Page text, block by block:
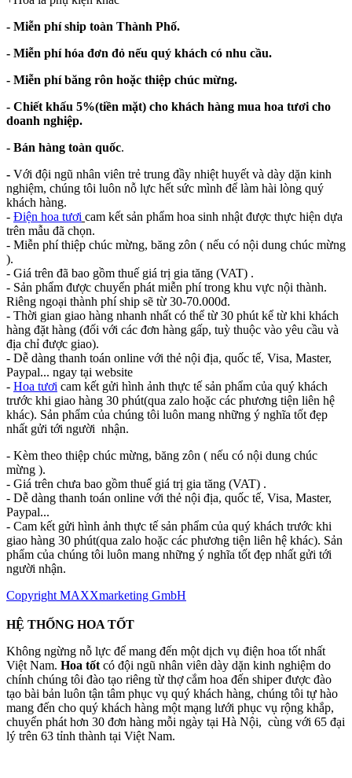
- Miễn phí ship toàn Thành Phố.
- Miễn phí hóa đơn đỏ nếu quý khách có nhu cầu.
- Miễn phí băng rôn hoặc thiệp chúc mừng.
- Chiết khấu 5%(tiền mặt) cho khách hàng mua hoa tươi cho
doanh nghiệp.
- Bán hàng toàn quốc.
- Với đội ngũ nhân viên trẻ trung đầy nhiệt huyết và dày dặn kinh
nghiệm, chúng tôi luôn nỗ lực hết sức mình để làm hài lòng quý
khách hàng.
- Điện hoa tươi cam kết sản phẩm hoa sinh nhật được thực hiện dựa
trên mẫu đã chọn.
- Miễn phí thiệp chúc mừng, băng zôn ( nếu có nội dung chúc mừng
).
- Giá trên đã bao gồm thuế giá trị gia tăng (VAT) .
- Sản phẩm được chuyển phát miễn phí trong khu vực nội thành.
Riêng ngoại thành phí ship sẽ từ 30-70.000đ.
- Thời gian giao hàng nhanh nhất có thể từ 30 phút kể từ khi khách
hàng đặt hàng (đối với các đơn hàng gấp, tuỳ thuộc vào yêu cầu và
địa chỉ được giao).
- Dễ dàng thanh toán online với thẻ nội địa, quốc tế, Visa, Master,
Paypal... ngay tại website
- Hoa tươi cam kết gửi hình ảnh thực tế sản phẩm của quý khách
trước khi giao hàng 30 phút(qua zalo hoặc các phương tiện liên hệ
khác). Sản phẩm của chúng tôi luôn mang những ý nghĩa tốt đẹp
nhất gửi tới người nhận.
- Kèm theo thiệp chúc mừng, băng zôn ( nếu có nội dung chúc
mừng ).
- Giá trên chưa bao gồm thuế giá trị gia tăng (VAT) .
- Dễ dàng thanh toán online với thẻ nội địa, quốc tế, Visa, Master,
Paypal...
- Cam kết gửi hình ảnh thực tế sản phẩm của quý khách trước khi
giao hàng 30 phút(qua zalo hoặc các phương tiện liên hệ khác). Sản
phẩm của chúng tôi luôn mang những ý nghĩa tốt đẹp nhất gửi tới
người nhận.
Copyright MAXXmarketing GmbH
HỆ THỐNG HOA TỐT
Không ngừng nỗ lực để mang đến một dịch vụ điện hoa tốt nhất
Việt Nam. Hoa tốt có đội ngũ nhân viên dày dặn kinh nghiệm do
chính chúng tôi đào tạo riêng từ thợ cắm hoa đến shiper được đào
tạo bài bản luôn tận tâm phục vụ quý khách hàng, chúng tôi tự hào
mang đến cho quý khách hàng một mạng lưới phục vụ rộng khắp,
chuyển phát hơn 30 đơn hàng mỗi ngày tại Hà Nội, cùng với 65 đại
lý trên 63 tỉnh thành tại Việt Nam.